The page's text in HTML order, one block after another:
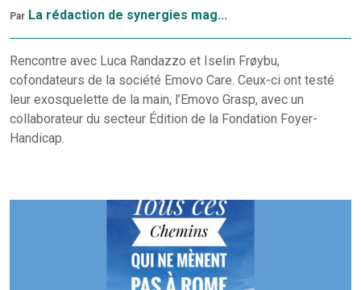
Par La rédaction de synergies mag...
Rencontre avec Luca Randazzo et Iselin Frøybu,
cofondateurs de la société Emovo Care. Ceux-ci ont testé
leur exosquelette de la main, l’Emovo Grasp, avec un
collaborateur du secteur Édition de la Fondation Foyer-
Handicap.